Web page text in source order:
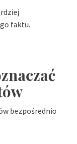
faktu.
bezpośrednio